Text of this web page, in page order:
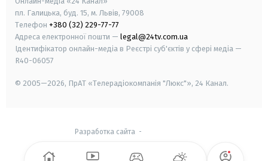
пл. Галицька, буд. 15, м. Львів, 79008
Телефон +380 (32) 229-77-77
Адреса електронної пошти — legal@24tv.com.ua
Ідентифікатор онлайн-медіа в Реєстрі суб'єктів у сфері медіа —
R40-06057
© 2005—2026, ПрАТ «Телерадіокомпанія "Люкс"», 24 Канал.
Разработка сайта -